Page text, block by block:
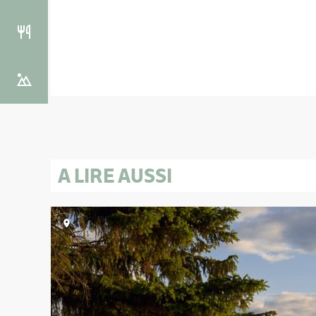
A LIRE AUSSI